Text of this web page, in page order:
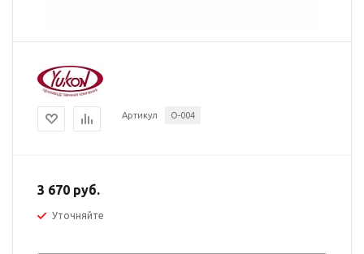
Артикул О-004
3 670 руб.
Уточняйте